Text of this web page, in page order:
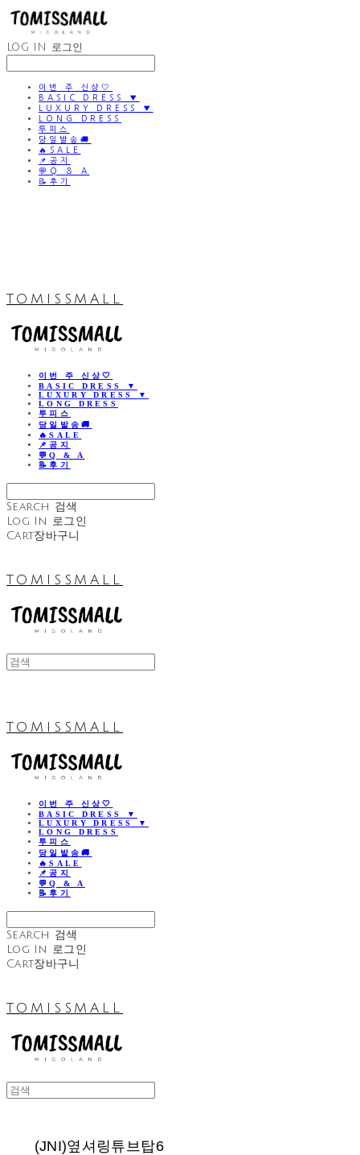
LOG IN 로그인
이번 주 신상🤍
BASIC DRESS ▼
LUXURY DRESS ▼
LONG DRESS
투피스
당일발송🚚
🔥SALE
📌공지
💬Q & A
📝후기
TOMISSMALL
이번 주 신상🤍
BASIC DRESS ▼
LUXURY DRESS ▼
LONG DRESS
투피스
당일발송🚚
🔥SALE
📌공지
💬Q & A
📝후기
Search 검색
Log In 로그인
Cart장바구니
TOMISSMALL
TOMISSMALL
이번 주 신상🤍
BASIC DRESS ▼
LUXURY DRESS ▼
LONG DRESS
투피스
당일발송🚚
🔥SALE
📌공지
💬Q & A
📝후기
Search 검색
Log In 로그인
Cart장바구니
TOMISSMALL
(JNI)옆셔링튜브탑6